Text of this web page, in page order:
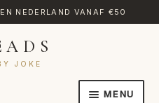
NEDERLAND VANAF €50
JOKE
MENU